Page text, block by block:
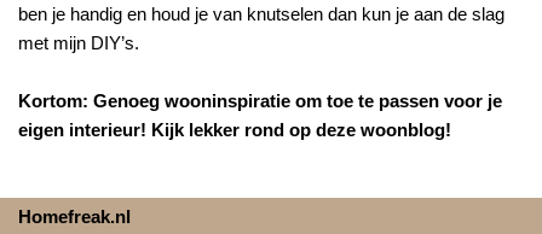
ben je handig en houd je van knutselen dan kun je aan de slag
met mijn DIY’s.
Kortom: Genoeg wooninspiratie om toe te passen voor je
eigen interieur! Kijk lekker rond op deze woonblog!
Homefreak.nl